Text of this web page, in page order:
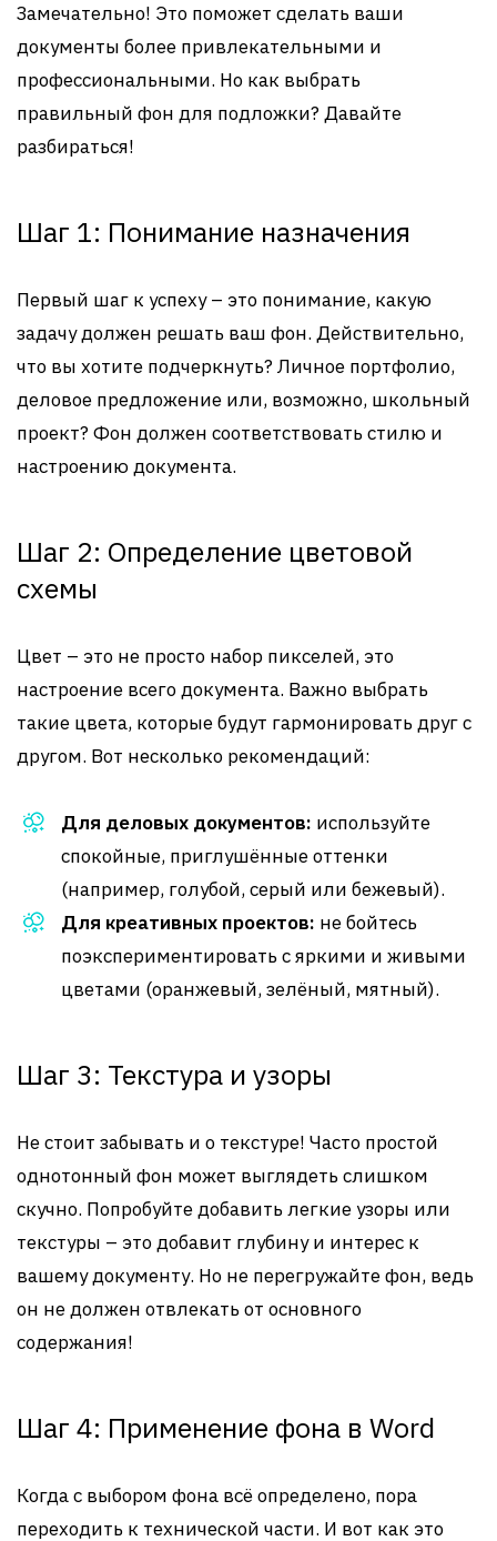
Замечательно! Это поможет сделать ваши
документы более привлекательными и
профессиональными. Но как выбрать
правильный фон для подложки? Давайте
разбираться!
Шаг 1: Понимание назначения
Первый шаг к успеху – это понимание, какую
задачу должен решать ваш фон. Действительно,
что вы хотите подчеркнуть? Личное портфолио,
деловое предложение или, возможно, школьный
проект? Фон должен соответствовать стилю и
настроению документа.
Шаг 2: Определение цветовой
схемы
Цвет – это не просто набор пикселей, это
настроение всего документа. Важно выбрать
такие цвета, которые будут гармонировать друг с
другом. Вот несколько рекомендаций:
Для деловых документов: используйте
спокойные, приглушённые оттенки
(например, голубой, серый или бежевый).
Для креативных проектов: не бойтесь
поэкспериментировать с яркими и живыми
цветами (оранжевый, зелёный, мятный).
Шаг 3: Текстура и узоры
Не стоит забывать и о текстуре! Часто простой
однотонный фон может выглядеть слишком
скучно. Попробуйте добавить легкие узоры или
текстуры – это добавит глубину и интерес к
вашему документу. Но не перегружайте фон, ведь
он не должен отвлекать от основного
содержания!
Шаг 4: Применение фона в Word
Когда с выбором фона всё определено, пора
переходить к технической части. И вот как это